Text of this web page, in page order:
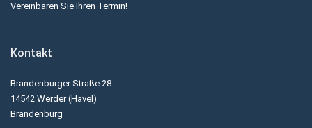
Vereinbaren Sie Ihren Termin!
Kontakt
Brandenburger Straße 28
14542 Werder (Havel)
Brandenburg